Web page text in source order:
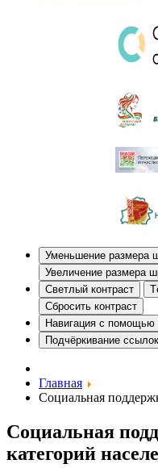
Уменьшение размера
Увеличение размера
Светлый контраст
Сбросить контраст
Навигация с помощью
Подчёркивание
Главная
Социальная
Социальная
категорий